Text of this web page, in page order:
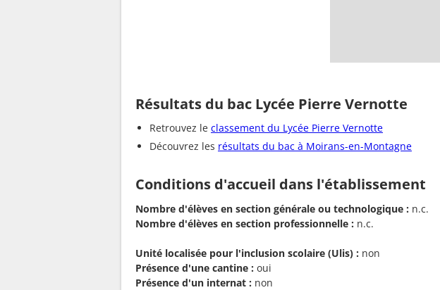
Résultats du bac Lycée Pierre Vernotte
Retrouvez le classement du Lycée Pierre Vernotte
Découvrez les résultats du bac à Moirans-en-Montagne
Conditions d'accueil dans l'établissement
Nombre d'élèves en section générale ou technologique : n.c.
Nombre d'élèves en section professionnelle : n.c.
Unité localisée pour l'inclusion scolaire (Ulis) : non
Présence d'une cantine : oui
Présence d'un internat : non